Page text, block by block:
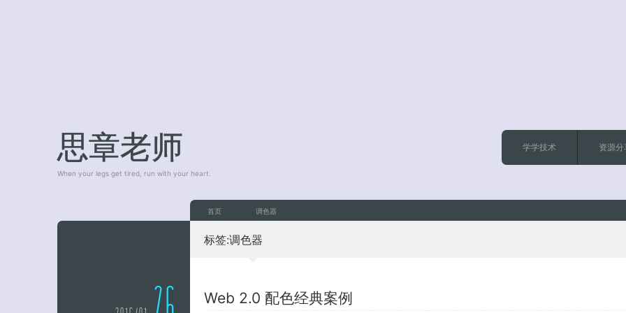
思章老师
When your legs get tired, run with your heart.
学学技术 资源分
首页 调色器
标签:调色器
Web 2.0 配色经典案例